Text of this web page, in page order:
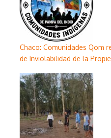
Chaco: Comunidades Qom
de Inviolabilidad de la